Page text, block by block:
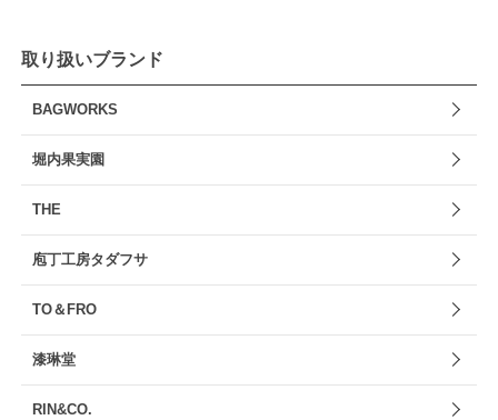
取り扱いブランド
BAGWORKS
堀内果実園
THE
庖丁工房タダフサ
TO＆FRO
漆琳堂
RIN&CO.